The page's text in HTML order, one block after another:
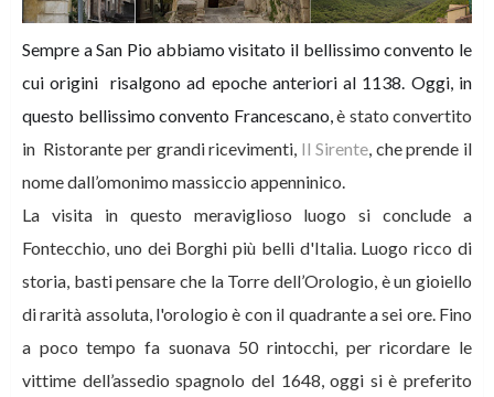
Sempre a San Pio abbiamo visitato il bellissimo convento le
cui origini risalgono ad epoche anteriori al 1138. Oggi, in
questo bellissimo convento Francescano, è stato convertito
in Ristorante per grandi ricevimenti, Il Sirente, che prende il
nome dall’omonimo massiccio appenninico.
La visita in questo meraviglioso luogo si conclude a
Fontecchio, uno dei Borghi più belli d'Italia. Luogo ricco di
storia, basti pensare che la Torre dell’Orologio, è un gioiello
di rarità assoluta, l'orologio è con il quadrante a sei ore. Fino
a poco tempo fa suonava 50 rintocchi, per ricordare le
vittime dell’assedio spagnolo del 1648, oggi si è preferito